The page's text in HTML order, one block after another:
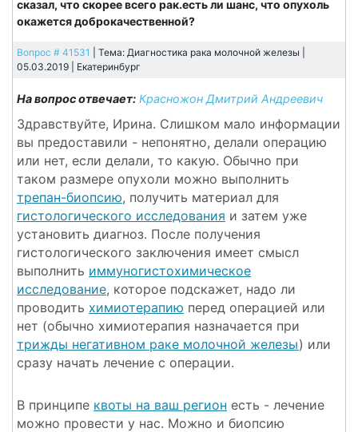
сказал, что скорее всего рак.есть ли шанс, что опухоль
окажется доброкачественной?
Вопрос # 41531
| Тема: Диагностика рака молочной железы |
05.03.2019 | Екатеринбург
На вопрос отвечает: Красножон Дмитрий Андреевич
Здравствуйте, Ирина. Слишком мало информации
вы предоставили - непонятно, делали операцию
или нет, если делали, то какую. Обычно при
таком размере опухоли можно выполнить
трепан-биопсию, получить материал для
гистологического исследования и затем уже
установить диагноз. После получения
гистологического заключения имеет смысл
выполнить иммуногистохимическое
исследование, которое подскажет, надо ли
проводить химиотерапию перед операцией или
нет (обычно химиотерапия назначается при
трижды негативном раке молочной железы) или
сразу начать лечение с операции.
В принципе квоты на ваш регион есть - лечение
можно провести у нас. Можно и биопсию